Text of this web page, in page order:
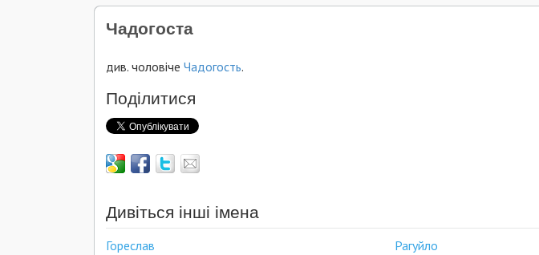
Чадогоста
див. чоловіче Чадогость.
Поділитися
Дивіться інші імена
Гореслав Рагуйло